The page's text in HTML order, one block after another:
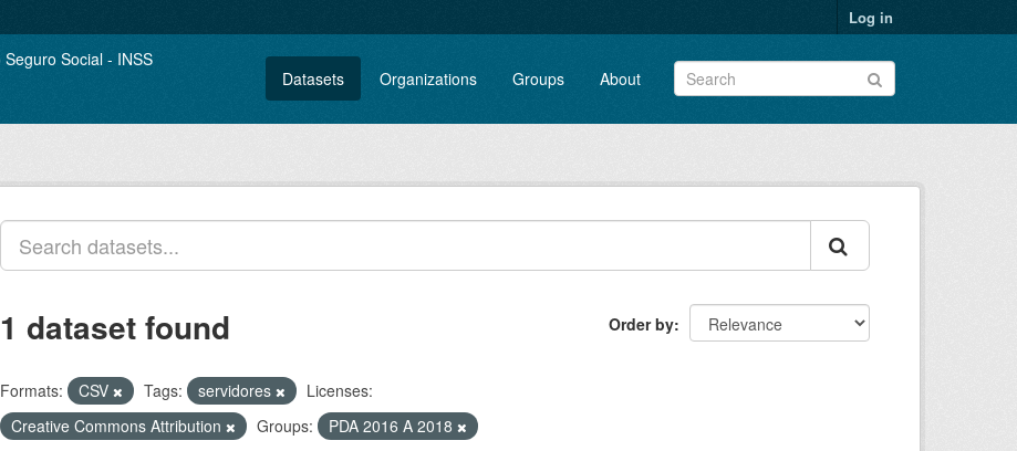
Log in
Datasets Organizations Groups About
Order by
1 dataset found
Formats: CSV Tags: servidores
Licenses:
Creative Commons Attribution
Groups: PDA 2016 A 2018